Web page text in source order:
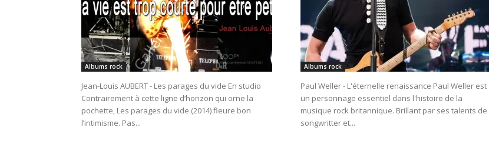
Albums rock
Jean-Louis AUBERT - Les parages du vide En studio
Contrairement à cette ligne d’horizon qui orne la
pochette, Les parages du vide (2014) fleure bon
l’intimisme. Pas...
Albums rock
Paul Weller - L'éternelle renaissance Paul Weller est
un personnage essentiel dans l'histoire de la
musique rock britannique. Brillant par ses talents de
songwritter et...